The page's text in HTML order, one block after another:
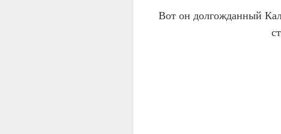
Вот он долгожданный